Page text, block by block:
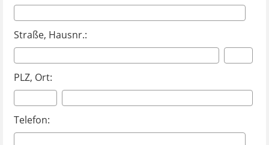
Straße, Hausnr.:
PLZ, Ort:
Telefon: